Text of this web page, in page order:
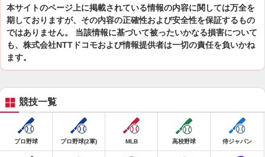
本サイトのページ上に掲載されている情報の内容に関しては万全を
期しておりますが、その内容の正確性および安全性を保証するもの
ではありません。 当該情報に基づいて被ったいかなる損害について
も、株式会社NTTドコモおよび情報提供者は一切の責任を負いかね
ます。
競技一覧
プロ野球 プロ野球(2軍) MLB 高校野球 侍ジャパン